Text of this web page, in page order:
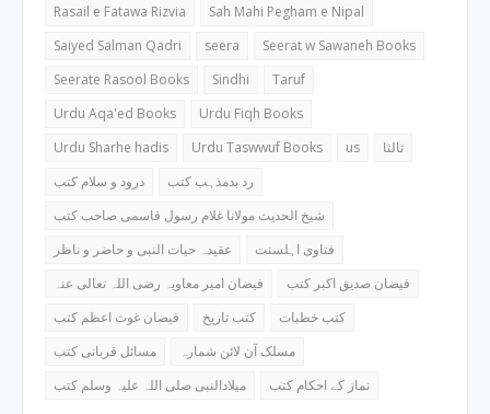
Rasail e Fatawa Rizvia
Sah Mahi Pegham e Nipal
Saiyed Salman Qadri
seera
Seerat w Sawaneh Books
Seerate Rasool Books
Sindhi
Taruf
Urdu Aqa'ed Books
Urdu Fiqh Books
Urdu Sharhe hadis
Urdu Taswwuf Books us
ثالثا
درود و سلام کتب
رد بدمذہب کتب
شیخ الحدیث مولانا غلام رسول قاسمی صاحب کتب
عقیدہ حیات النبی و حاضر و ناظر
فتاوی اہلسنت
فیضان امیر معاویہ رضی اللہ تعالی عنہ
فیضان صدیق اکبر کتب
فیضان غوث اعظم کتب
کتب تاریخ
کتب خطبات
مسائل قربانی کتب
مسلک آن لائن شمارہ
میلادالنبی صلی اللہ علیہ وسلم کتب
نماز کے احکام کتب